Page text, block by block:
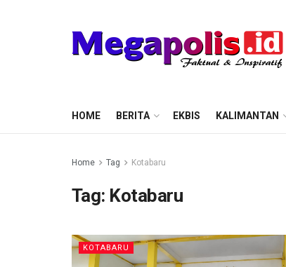
HOME BERITA EKBIS KALIMANTAN
Home Tag Kotabaru
Tag: Kotabaru
KOTABARU